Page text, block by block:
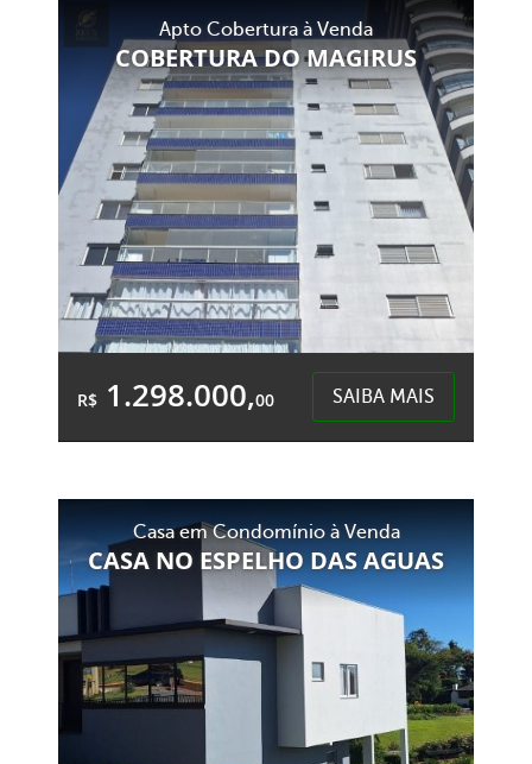
450,00m²
Área Privativa:
352,00m²
São Cristóvão - Chapecó
Apto Cobertura à Venda
COBERTURA DO MAGIRUS
R$ 1.298.000,00 SAIBA MAIS
218,61m²
147,04m²
Centro - Chapecó
Casa em Condomínio à Venda
CASA NO ESPELHO DAS AGUAS